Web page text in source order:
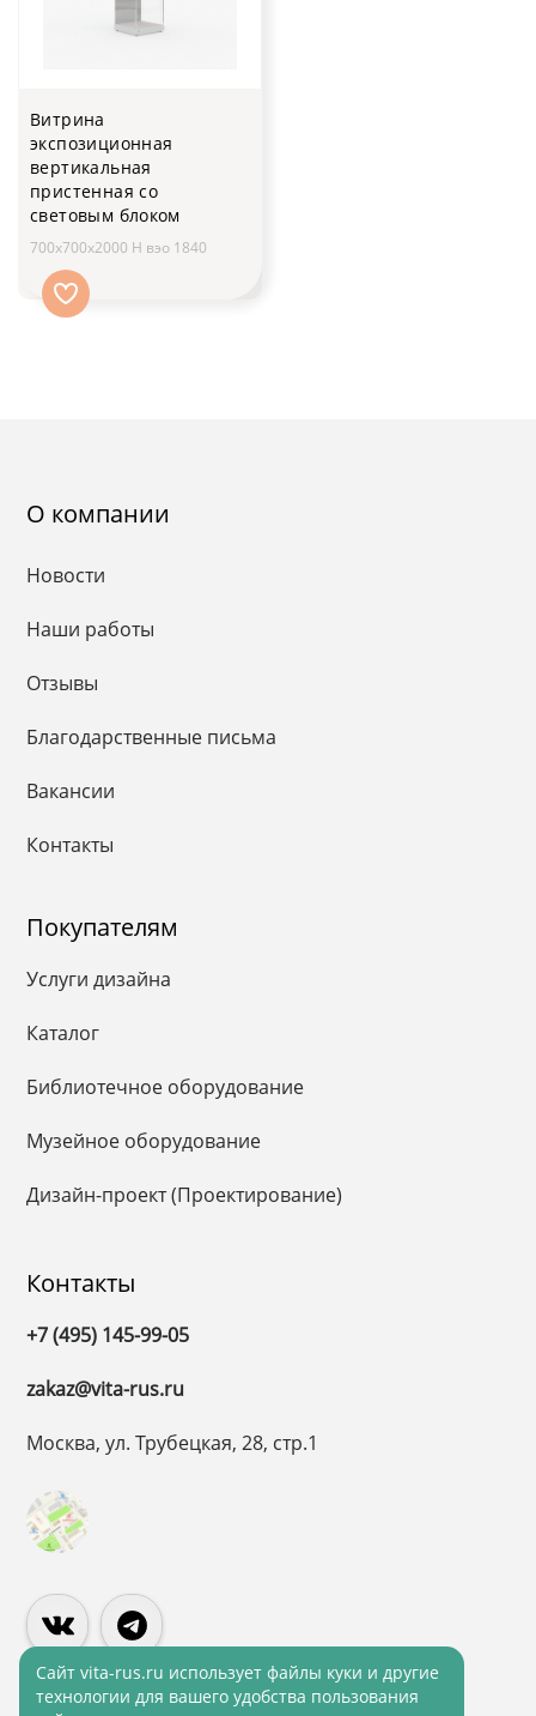
Витрина
экспозиционная
вертикальная
пристенная со
световым блоком
700х700х2000 H вэо 1840
О компании
Новости
Наши работы
Отзывы
Благодарственные письма
Вакансии
Контакты
Покупателям
Услуги дизайна
Каталог
Библиотечное оборудование
Музейное оборудование
Дизайн-проект (Проектирование)
Контакты
+7 (495) 145-99-05
zakaz@vita-rus.ru
Москва, ул. Трубецкая, 28, стр.1
Cайт vita-rus.ru использует файлы куки и другие
технологии для вашего удобства пользования